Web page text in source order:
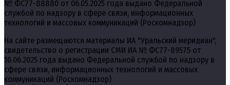
№ ФС77-88880 от 06.05.2025 года выдано Федеральной
службой по надзору в сфере связи, информационных
технологий и массовых коммуникаций (Роскомнадзор)
На сайте размещаются материалы ИА "Уральский меридиан",
свидетельство о регистрации СМИ ИА № ФС77-89575 от
10.06.2025 года выдано Федеральной службой по надзору в
сфере связи, информационных технологий и массовых
коммуникаций (Роскомнадзор)